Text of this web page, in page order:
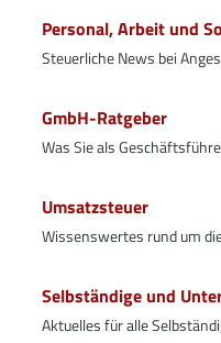
Personal, Arbeit und
Steuerliche News bei
GmbH-Ratgeber
Was Sie als
Umsatzsteuer
Wissenswertes rund um
Selbständige und
Aktuelles für alle